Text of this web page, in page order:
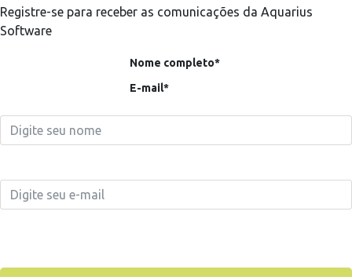
Registre-se para receber as comunicações da Aquarius
Software
Nome completo*
E-mail*